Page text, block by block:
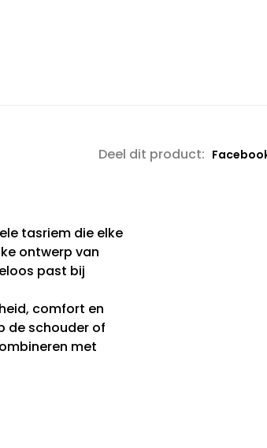
Deel dit product:
tasriem die elke
ontwerp van
past bij
comfort en
de schouder of
met